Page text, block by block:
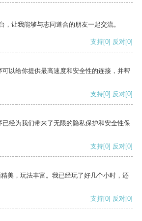
，让我能够与志同道合的朋友一起交流。
支持[0] 反对[0]
以给你提供最高速度和安全性的连接，并帮
支持[0] 反对[0]
经为我们带来了无限的隐私保护和安全性保
支持[0] 反对[0]
美，玩法丰富。我已经玩了好几个小时，还
支持[0] 反对[0]